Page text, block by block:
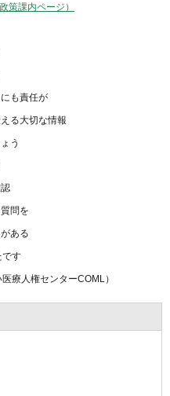
策課内ページ）
も責任が
る大切な情報
う
問を
ある
す
療人権センターCOML）